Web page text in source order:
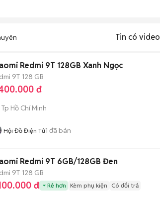
Tin có video
Redmi 9T 128GB Xanh Ngọc
9T 128 GB
đ
Tp Hồ Chí Minh
Hội Đồ Điện Tử1 đã bán
Redmi 9T 6GB/128GB Đen
9T 128 GB
đ Rẻ hơn Kèm phụ kiện Có đổi trả